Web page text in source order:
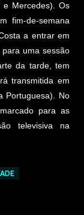
e Mercedes). Os
fim-de-semana
a entrar em
uma sessão
da tarde, tem
transmitida em
Portuguesa). No
para as
televisiva na